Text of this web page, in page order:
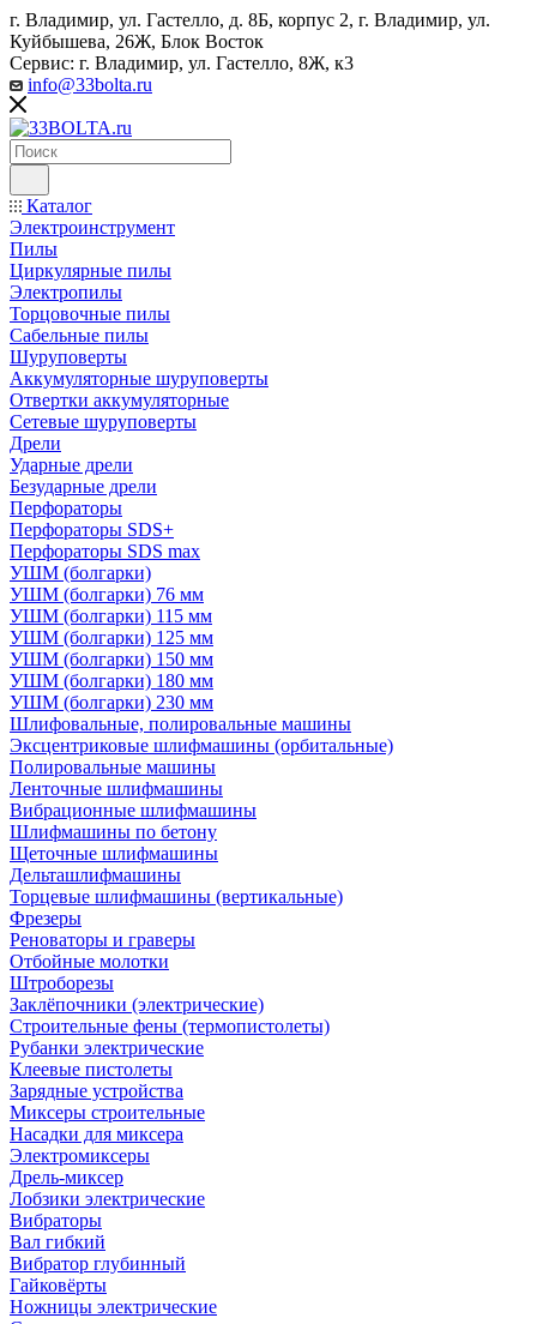
г. Владимир, ул. Гастелло, д. 8Б, корпус 2, г. Владимир, ул. ​
Куйбышева, 26Ж, Блок Восток
Сервис: г. Владимир, ул. Гастелло, 8Ж, к3
info@33bolta.ru
Каталог
Электроинструмент
Пилы
Циркулярные пилы
Электропилы
Торцовочные пилы
Сабельные пилы
Шуруповерты
Аккумуляторные шуруповерты
Отвертки аккумуляторные
Сетевые шуруповерты
Дрели
Ударные дрели
Безударные дрели
Перфораторы
Перфораторы SDS+
Перфораторы SDS max
УШМ (болгарки)
УШМ (болгарки) 76 мм
УШМ (болгарки) 115 мм
УШМ (болгарки) 125 мм
УШМ (болгарки) 150 мм
УШМ (болгарки) 180 мм
УШМ (болгарки) 230 мм
Шлифовальные, полировальные машины
Эксцентриковые шлифмашины (орбитальные)
Полировальные машины
Ленточные шлифмашины
Вибрационные шлифмашины
Шлифмашины по бетону
Щеточные шлифмашины
Дельташлифмашины
Торцевые шлифмашины (вертикальные)
Фрезеры
Реноваторы и граверы
Отбойные молотки
Штроборезы
Заклёпочники (электрические)
Строительные фены (термопистолеты)
Рубанки электрические
Клеевые пистолеты
Зарядные устройства
Миксеры строительные
Насадки для миксера
Электромиксеры
Дрель-миксер
Лобзики электрические
Вибраторы
Вал гибкий
Вибратор глубинный
Гайковёрты
Ножницы электрические